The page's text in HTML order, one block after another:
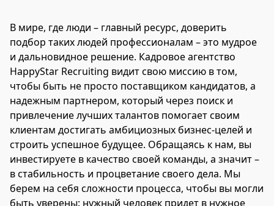
В мире, где люди – главный ресурс, доверить
подбор таких людей профессионалам – это мудрое
и дальновидное решение. Кадровое агентство
HappyStar Recruiting видит свою миссию в том,
чтобы быть не просто поставщиком кандидатов, а
надежным партнером, который через поиск и
привлечение лучших талантов помогает своим
клиентам достигать амбициозных бизнес-целей и
строить успешное будущее. Обращаясь к нам, вы
инвестируете в качество своей команды, а значит –
в стабильность и процветание своего дела. Мы
берем на себя сложности процесса, чтобы вы могли
быть уверены: нужный человек придет в нужное